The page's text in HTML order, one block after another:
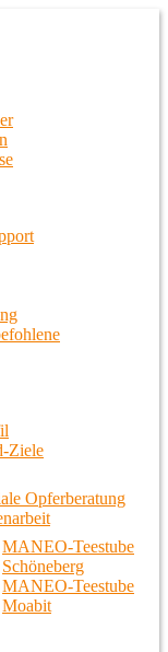
Ziele
Opferberatung
MANEO-Teestube
Schöneberg
MANEO-Teestube
Moabit